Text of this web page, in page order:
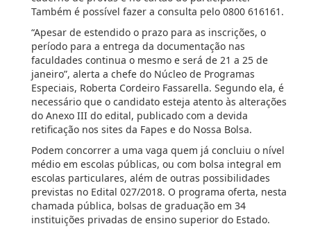
Também é possível fazer a consulta pelo 0800 616161.
“Apesar de estendido o prazo para as inscrições, o
período para a entrega da documentação nas
faculdades continua o mesmo e será de 21 a 25 de
janeiro”, alerta a chefe do Núcleo de Programas
Especiais, Roberta Cordeiro Fassarella. Segundo ela, é
necessário que o candidato esteja atento às alterações
do Anexo III do edital, publicado com a devida
retificação nos sites da Fapes e do Nossa Bolsa.
Podem concorrer a uma vaga quem já concluiu o nível
médio em escolas públicas, ou com bolsa integral em
escolas particulares, além de outras possibilidades
previstas no Edital 027/2018. O programa oferta, nesta
chamada pública, bolsas de graduação em 34
instituições privadas de ensino superior do Estado.